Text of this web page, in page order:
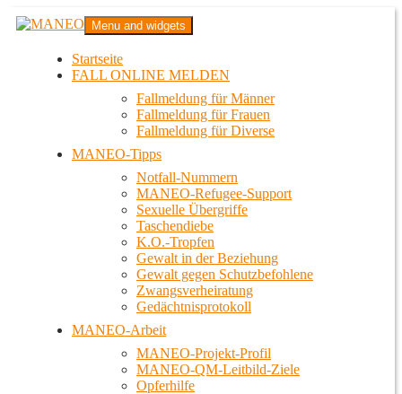
Zum
InhaltMANEO
Das schwule Anti-Gewalt-Projekt in Berlin
Menu and widgets
Startseite
FALL ONLINE MELDEN
Fallmeldung für Männer
Fallmeldung für Frauen
Fallmeldung für Diverse
MANEO-Tipps
Notfall-Nummern
MANEO-Refugee-Support
Sexuelle Übergriffe
Taschendiebe
K.O.-Tropfen
Gewalt in der Beziehung
Gewalt gegen Schutzbefohlene
Zwangsverheiratung
Gedächtnisprotokoll
MANEO-Arbeit
MANEO-Projekt-Profil
MANEO-QM-Leitbild-Ziele
Opferhilfe